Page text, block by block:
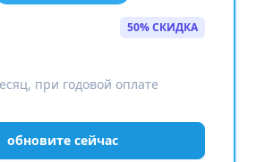
50% СКИДКА
при годовой оплате
обновите сейчас